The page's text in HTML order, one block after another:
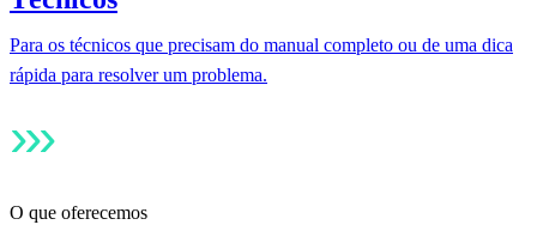
Para os técnicos que precisam do manual completo ou de uma dica
rápida para resolver um problema.
›››
O que oferecemos